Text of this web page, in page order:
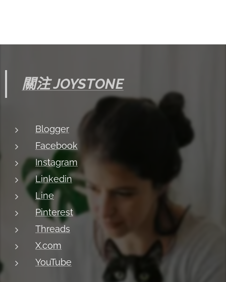
關注 JOYSTONE
Blogger
Facebook
Instagram
Linkedin
Line
Pinterest
Threads
X.com
YouTube